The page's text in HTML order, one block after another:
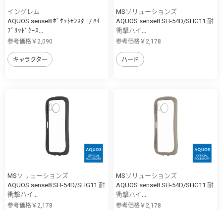
イングレム
AQUOS sense8 ﾎﾟｹｯﾄﾓﾝｽﾀｰ / ﾊｲ
ﾌﾞﾘｯﾄﾞｹｰｽ...
参考価格￥2,090
キャラクター
MSソリューションズ
AQUOS sense8 SH-54D/SHG11 耐
衝撃ハイ...
参考価格￥2,178
ハード
MSソリューションズ
AQUOS sense8 SH-54D/SHG11 耐
衝撃ハイ...
参考価格￥2,178
MSソリューションズ
AQUOS sense8 SH-54D/SHG11 耐
衝撃ハイ...
参考価格￥2,178